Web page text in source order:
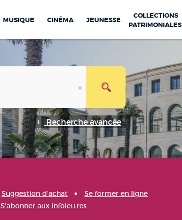
MUSIQUE CINÉMA JEUNESSE
COLLECTIONS
PATRIMONIALES
Recherche avancée
Suggestion d'achat
Se former en ligne
S'abonner aux infolettres